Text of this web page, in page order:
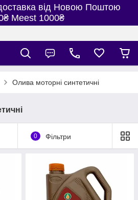
від Новою Поштою
Meest 1000₴
Олива моторні синтетичні
0 Фільтри